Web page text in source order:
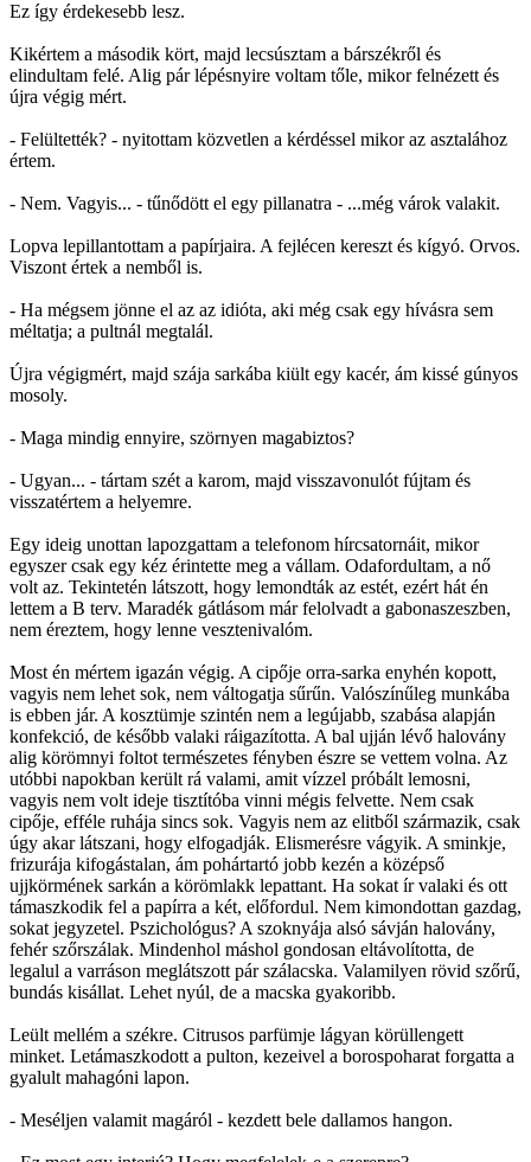
Ez így érdekesebb lesz.
Kikértem a második kört, majd lecsúsztam a bárszékről és
elindultam felé. Alig pár lépésnyire voltam tőle, mikor felnézett és
újra végig mért.
- Felültették? - nyitottam közvetlen a kérdéssel mikor az asztalához
értem.
- Nem. Vagyis... - tűnődött el egy pillanatra - ...még várok valakit.
Lopva lepillantottam a papírjaira. A fejlécen kereszt és kígyó. Orvos.
Viszont értek a nemből is.
- Ha mégsem jönne el az az idióta, aki még csak egy hívásra sem
méltatja; a pultnál megtalál.
Újra végigmért, majd szája sarkába kiült egy kacér, ám kissé gúnyos
mosoly.
- Maga mindig ennyire, szörnyen magabiztos?
- Ugyan... - tártam szét a karom, majd visszavonulót fújtam és
visszatértem a helyemre.
Egy ideig unottan lapozgattam a telefonom hírcsatornáit, mikor
egyszer csak egy kéz érintette meg a vállam. Odafordultam, a nő
volt az. Tekintetén látszott, hogy lemondták az estét, ezért hát én
lettem a B terv. Maradék gátlásom már felolvadt a gabonaszeszben,
nem éreztem, hogy lenne vesztenivalóm.
Most én mértem igazán végig. A cipője orra-sarka enyhén kopott,
vagyis nem lehet sok, nem váltogatja sűrűn. Valószínűleg munkába
is ebben jár. A kosztümje szintén nem a legújabb, szabása alapján
konfekció, de később valaki ráigazította. A bal ujján lévő halovány
alig körömnyi foltot természetes fényben észre se vettem volna. Az
utóbbi napokban került rá valami, amit vízzel próbált lemosni,
vagyis nem volt ideje tisztítóba vinni mégis felvette. Nem csak
cipője, efféle ruhája sincs sok. Vagyis nem az elitből származik, csak
úgy akar látszani, hogy elfogadják. Elismerésre vágyik. A sminkje,
frizurája kifogástalan, ám pohártartó jobb kezén a középső
ujjkörmének sarkán a körömlakk lepattant. Ha sokat ír valaki és ott
támaszkodik fel a papírra a két, előfordul. Nem kimondottan gazdag,
sokat jegyzetel. Pszichológus? A szoknyája alsó sávján halovány,
fehér szőrszálak. Mindenhol máshol gondosan eltávolította, de
legalul a varráson meglátszott pár szálacska. Valamilyen rövid szőrű,
bundás kisállat. Lehet nyúl, de a macska gyakoribb.
Leült mellém a székre. Citrusos parfümje lágyan körüllengett
minket. Letámaszkodott a pulton, kezeivel a borospoharat forgatta a
gyalult mahagóni lapon.
- Meséljen valamit magáról - kezdett bele dallamos hangon.